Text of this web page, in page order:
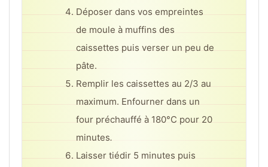
Déposer dans vos empreintes
de moule à muffins des
caissettes puis verser un peu de
pâte.
Remplir les caissettes au 2/3 au
maximum. Enfourner dans un
four préchauffé à 180°C pour 20
minutes.
Laisser tiédir 5 minutes puis